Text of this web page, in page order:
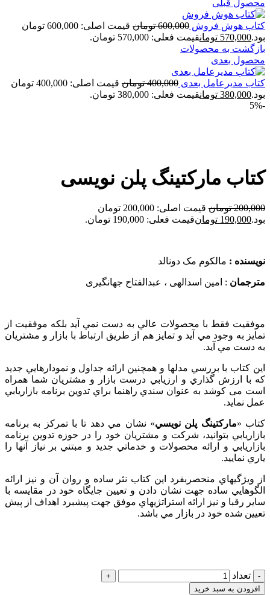
محصول قبلی
کتاب هوش فروش 600,000 تومان
قیمت اصلی: 600,000 تومان
بود.570,000 تومانقیمت فعلی: 570,000 تومان.
بازگشت به محصولات
محصول بعدی
کتاب مدیرعامل بعدی 400,000 تومان
قیمت اصلی: 400,000 تومان
بود.380,000 تومانقیمت فعلی: 380,000 تومان.
-5%
کتاب مارکتینگ پلن نویسی
200,000 تومان
قیمت اصلی: 200,000 تومان
بود.190,000 تومانقیمت فعلی: 190,000 تومان.
نویسنده : مالکوم مک دونالد
مترجمان : امین اسدالهی ، عبدالفتاح جهانگیری
موفقيت فقط با محصولات عالي به دست نمي آيد بلکه موفقيت از
تمايز به وجود مي آيد و تمايز هم از طريق ارتباط با بازار و مشتريان
به دست مي آيد.
اين کتاب با بررسي مدلها و همچنين ارائه جداول و نمودارهايي جديد
که با ارزش گذاري و ارزيابي درست بازار و مشتريان شما همراه
است می کوشد به عنوان سندي راهنما براي تدوين برنامه بازاريابي
عمل نمايد.
کتاب «مارکتينگ پلن نويسي» نشان مي دهد تا با تمرکز به برنامه
بازاريابي بتوانيد، شرکت و مشتريان خود را در حوزه تدوين برنامه
بازاريابي و ارائه محصولات و خدماتي جديد و مبتني بر نياز آنها را
ياري نماييد.
از ويژگيهاي منحصربفرد اين کتاب نثر ساده و روان آن و نيز ارائه
الگوهايي ساده جهت نشان دادن و تعيين جايگاه خود در مقايسه با
ساير رقبا و نيز ارائه استراتژيهاي موفق جهت پيشبرد اهداف از پيش
تعيين شده خود در بازار مي باشد.
تعداد
افزودن به سبد خرید